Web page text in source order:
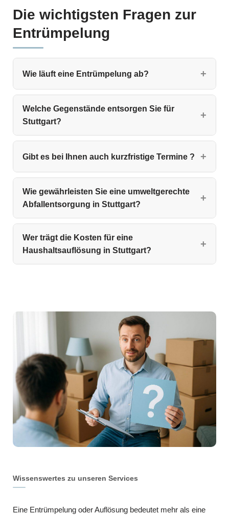
Die wichtigsten Fragen zur
Entrümpelung
Wie läuft eine Entrümpelung ab?
Welche Gegenstände entsorgen Sie für
Stuttgart?
Gibt es bei Ihnen auch kurzfristige Termine ?
Wie gewährleisten Sie eine umweltgerechte
Abfallentsorgung in Stuttgart?
Wer trägt die Kosten für eine
Haushaltsauflösung in Stuttgart?
Wissenswertes zu unseren Services
Eine Entrümpelung oder Auflösung bedeutet mehr als eine